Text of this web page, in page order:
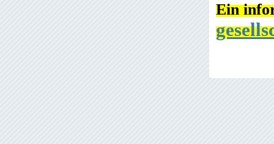
Ein